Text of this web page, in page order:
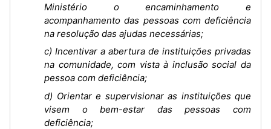
Ministério o encaminhamento e
acompanhamento das pessoas com deficiência
na resolução das ajudas necessárias;
c) Incentivar a abertura de instituições privadas
na comunidade, com vista à inclusão social da
pessoa com deficiência;
d) Orientar e supervisionar as instituições que
visem o bem-estar das pessoas com
deficiência;